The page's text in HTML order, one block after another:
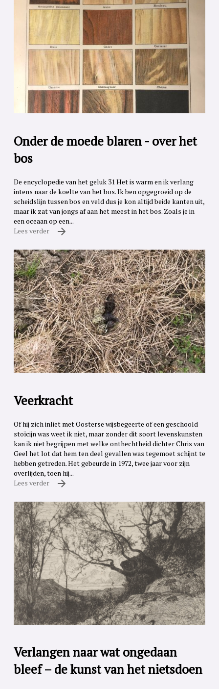
Onder de moede blaren - over het
bos
De encyclopedie van het geluk 31 Het is warm en ik verlang
intens naar de koelte van het bos. Ik ben opgegroeid op de
scheidslijn tussen bos en veld dus je kon altijd beide kanten uit,
maar ik zat van jongs af aan het meest in het bos. Zoals je in
een oceaan op een...
Lees verder
Veerkracht
Of hij zich inliet met Oosterse wijsbegeerte of een geschoold
stoïcijn was weet ik niet, maar zonder dit soort levenskunsten
kan ik niet begrijpen met welke onthechtheid dichter Chris van
Geel het lot dat hem ten deel gevallen was tegemoet schijnt te
hebben getreden. Het gebeurde in 1972, twee jaar voor zijn
overlijden, toen hij...
Lees verder
Verlangen naar wat ongedaan
bleef – de kunst van het nietsdoen